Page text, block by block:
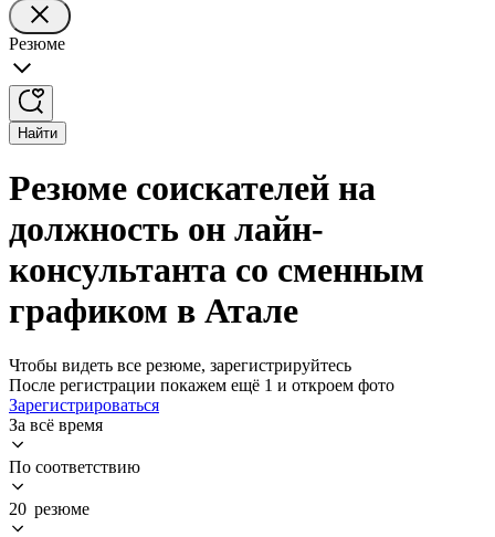
Резюме
Найти
Резюме соискателей на
должность он лайн-
консультанта со сменным
графиком в Атале
Чтобы видеть все резюме, зарегистрируйтесь
После регистрации покажем ещё 1 и откроем фото
Зарегистрироваться
За всё время
По соответствию
20 резюме